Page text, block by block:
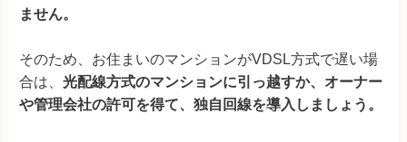
ません。
そのため、お住まいのマンションがVDSL方式で遅い場
合は、 光配線方式のマンションに引っ越すか、オーナー
や管理会社の許可を得て、独自回線を導入しましょう。